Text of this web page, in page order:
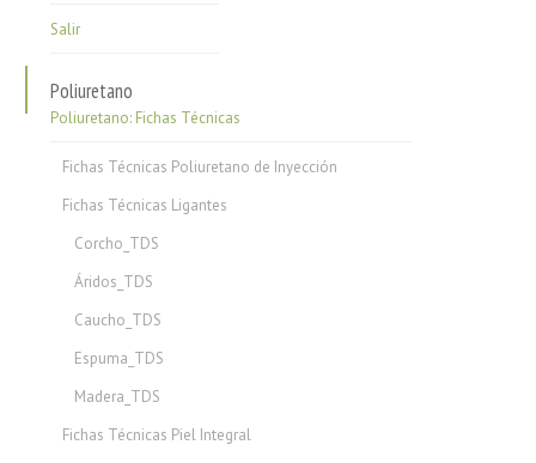
Salir
Poliuretano
Poliuretano: Fichas Técnicas
Fichas Técnicas Poliuretano de Inyección
Fichas Técnicas Ligantes
Corcho_TDS
Áridos_TDS
Caucho_TDS
Espuma_TDS
Madera_TDS
Fichas Técnicas Piel Integral